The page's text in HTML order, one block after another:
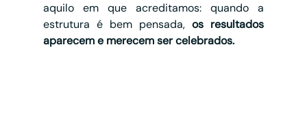
aquilo em que acreditamos: quando a
estrutura é bem pensada, os resultados
aparecem e merecem ser celebrados.